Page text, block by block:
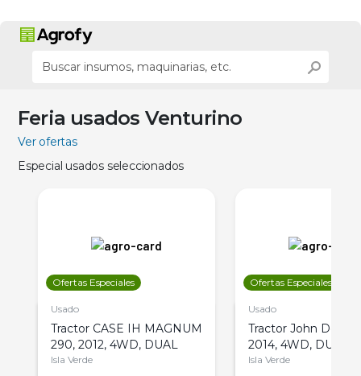
Feria usados Venturino
Ver ofertas
Especial usados seleccionados
Ofertas Especiales
Usado
Tractor CASE IH MAGNUM
290, 2012, 4WD, DUAL
Isla Verde
Ofertas Especiales
Usado
Tractor John Deere
2014, 4WD, DUAL
Isla Verde